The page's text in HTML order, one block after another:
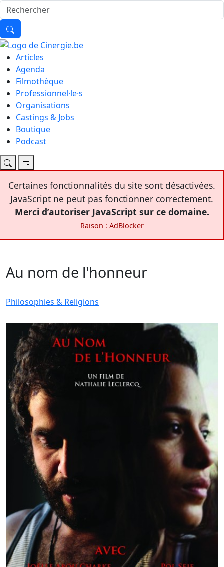
Articles
Agenda
Filmothèque
Professionnel·le·s
Organisations
Castings & Jobs
Boutique
Podcast
Certaines fonctionnalités du site sont désactivées.
JavaScript ne peut pas fonctionner correctement.
Merci d’autoriser JavaScript sur ce domaine.
Raison : AdBlocker
Au nom de l'honneur
Philosophies & Religions